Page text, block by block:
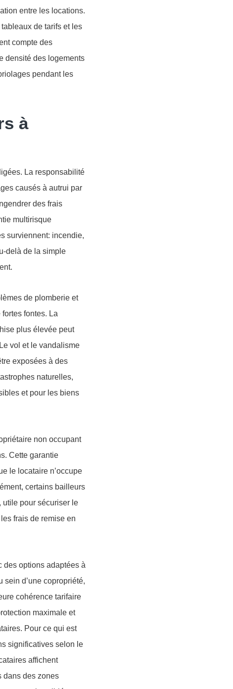
entre les locations.
de tarifs et les
compte des
densité des logements
pendant les
à
La responsabilité
causés à autrui par
des frais
multirisque
surviennent: incendie,
delà de la simple
de plomberie et
fontes. La
plus élevée peut
vol et le vandalisme
exposées à des
naturelles,
et pour les biens
non occupant
Cette garantie
le locataire n’occupe
certains bailleurs
utile pour sécuriser le
frais de remise en
des options adaptées à
d’une copropriété,
cohérence tarifaire
maximale et
Pour ce qui est
significatives selon le
affichent
dans des zones